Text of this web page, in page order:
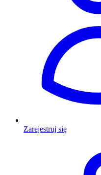
Zarejestruj się